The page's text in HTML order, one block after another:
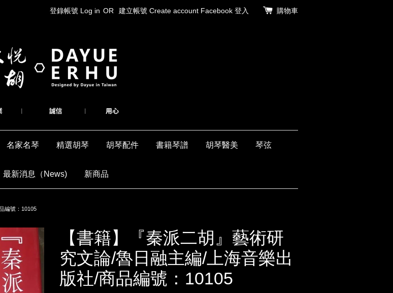
登錄帳號 Log in OR 建立帳號 Create account Facebook 登入 購物車
名家名琴 精選胡琴 胡琴配件 書籍琴譜 胡琴醫美 琴弦
最新消息（News) 新商品
編號：10105
【書籍】『秦派二胡』藝術研
究文論/魯日融主編/上海音樂出
版社/商品編號：10105